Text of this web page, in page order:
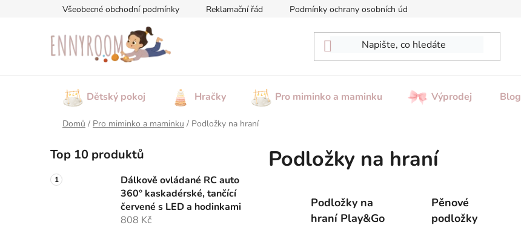
Všeobecné obchodní podmínky Reklamační řád Podmínky ochrany osobních údajů
Dětský pokoj Hračky Pro miminko a maminku Výprodej Blog
Domů / Pro miminko a maminku / Podložky na hraní
o
s
t
Top 10 produktů
Dálkově ovládané RC auto
360° kaskadérské, tančící
červené s LED a hodinkami
808 Kč
Podložky na hraní
Podložky na
hraní Play&Go
Pěnové
podložky